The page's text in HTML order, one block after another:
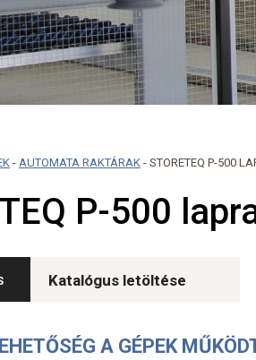
- AUTOMATA RAKTÁRAK - STORETEQ P-500
P-500
Katalógus letöltése
A GÉPEK